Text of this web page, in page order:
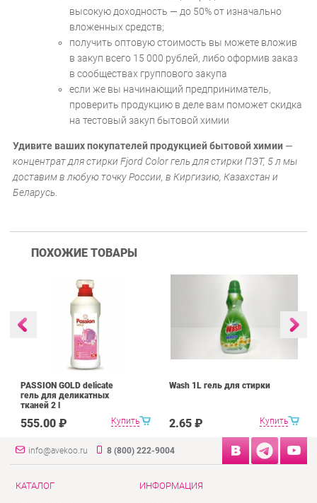
высокую доходность — до 50% от изначально
вложенных средств;
получить оптовую стоимость вы можете вложив
в закуп всего 15 000 рублей, либо оформив заказ
в сообществах группового закупа
если же вы начинающий предприниматель,
проверить продукцию в деле вам поможет скидка
на тестовый закуп бытовой химии
Удивите ваших покупателей продукцией бытовой химии —
концентрат для стирки Fjord Color гель для стирки ПЭТ, 5 л мы
доставим в любую точку России, в Киргизию, Казахстан и
Беларусь.
ПОХОЖИЕ ТОВАРЫ
Купить
PASSION GOLD delicate
гель для деликатных
тканей 2 l
555.00 ₽ Купить
Wash 1L гель для стирки
2.65 ₽
info@avekoo.ru 8 (800) 222-9004
КАТАЛОГ ИНФОРМАЦИЯ